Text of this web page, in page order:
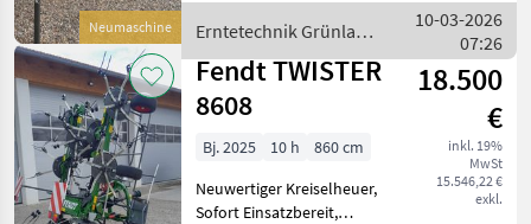
Neumaschine
Erntetechnik Grünland
/ Fendt
10-03-2026
07:26
Fendt TWISTER
8608
18.500
€
inkl. 19%
MwSt
15.546,22 €
exkl.
Bj. 2025 10 h
860 cm
Neuwertiger Kreiselheuer,
Sofort Einsatzbereit,